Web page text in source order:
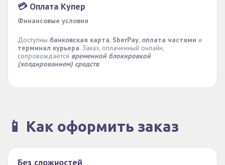
💳 Оплата Купер
Финансовые условия
Доступны банковская карта, SberPay, оплата частями и
терминал курьера. Заказ, оплаченный онлайн,
сопровождается временной блокировкой
(холдированием) средств.
📱 Как оформить заказ
Без сложностей